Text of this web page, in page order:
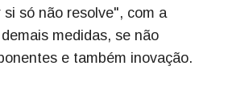
só não resolve", com a
medidas, se não
e também inovação.